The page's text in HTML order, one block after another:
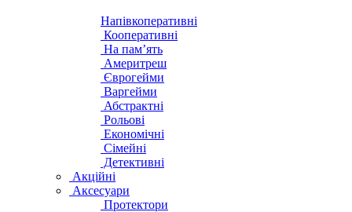
Напівкоперативні
Кооперативні
На пам’ять
Америтреш
Єврогейми
Варгейми
Абстрактні
Рольові
Економічні
Сімейні
Детективні
Акційні
Аксесуари
Протектори